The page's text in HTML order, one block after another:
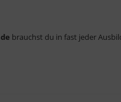
brauchst du in fast jeder